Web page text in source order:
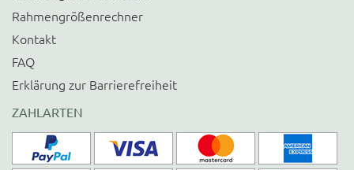
Rahmengrößenrechner
Kontakt
FAQ
Erklärung zur Barrierefreiheit
ZAHLARTEN